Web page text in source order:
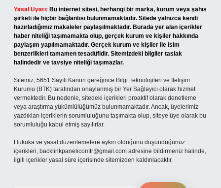
Yasal Uyarı: Bu internet sitesi, herhangi bir marka, kurum veya şahıs
şirketi ile hiçbir bağlantısı bulunmamaktadır. Sitede yalnızca kendi
hazırladığımız makaleler paylaşılmaktadır. Burada yer alan içerikler
haber niteliği taşımamakta olup, gerçek kurum ve kişiler hakkında
paylaşım yapılmamaktadır. Gerçek kurum ve kişiler ile isim
benzerlikleri tamamen tesadüfidir. Sitemizdeki bilgiler taslak
halindedir ve tavsiye niteliği taşımazlar.
Sitemiz, 5651 Sayılı Kanun gereğince Bilgi Teknolojileri ve İletişim
Kurumu (BTK) tarafından onaylanmış bir Yer Sağlayıcı olarak hizmet
vermektedir. Bu nedenle, sitedeki içerikleri proaktif olarak denetleme
veya araştırma yükümlülüğümüz bulunmamaktadır. Ancak, üyelerimiz
yazdıkları içeriklerin sorumluluğunu taşımakta olup, siteye üye olarak bu
sorumluluğu kabul etmiş sayılırlar.
Hukuka ve yasal düzenlemelere aykırı olduğunu düşündüğünüz
içerikleri, backlinkpanelicomtr@gmail.com adresine bildirmeniz halinde,
ilgili içerikler yasal süre içerisinde sitemizden kaldırılacaktır.